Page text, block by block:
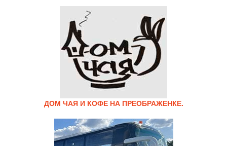
ДОМ ЧАЯ И КОФЕ НА ПРЕОБРАЖЕНКЕ.